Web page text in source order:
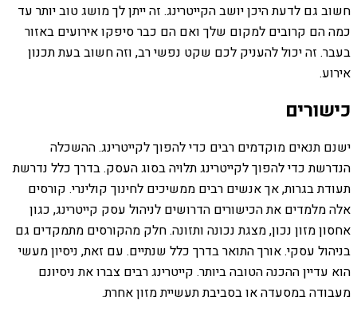
חשוב גם לדעת היכן יושב הקייטרינג. זה ייתן לך מושג טוב יותר עד
כמה הם קרובים למקום שלך ואם הם כבר סיפקו אירועים באזור
בעבר. זה יכול להעניק לכם שקט נפשי רב, וזה חשוב בעת תכנון
אירוע.
כישורים
ישנם תנאים מוקדמים רבים כדי להפוך לקייטרינג. ההשכלה
הנדרשת כדי להפוך לקייטרינג תלויה בסוג העסק. בדרך כלל נדרשת
תעודת בגרות, אך אנשים רבים ממשיכים לחינוך קולינרי. קורסים
אלה מלמדים את הכישורים הדרושים לניהול עסק קייטרינג, כגון
אחסון מזון נכון, מצגת נכונה ותזונה. חלק מהקורסים מתמקדים גם
בניהול עסקי. אורך התואר בדרך כלל שנתיים. עם זאת, ניסיון מעשי
הוא עדיין ההכנה הטובה ביותר. קייטרינג רבים צברו את ניסיונם
מעבודה במסעדה או בסביבת תעשיית מזון אחרת.